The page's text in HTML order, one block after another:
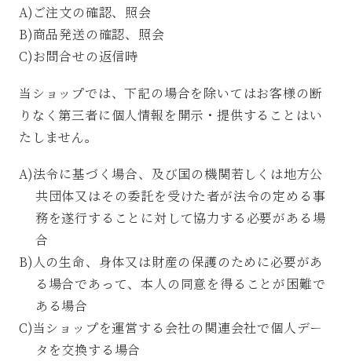
A)ご注文の確認、照会
B)商品発送の確認、照会
C)お問合せの返信時
当ショップでは、下記の場合を除いてはお客様の断
りなく第三者に個人情報を開示・提供することはい
たしません。
A)法令に基づく場合、及び国の機関若しくは地方公
共団体又はその委託を受けた者が法令の定める事
務を遂行することに対して協力する必要がある場
合
B)人の生命、身体又は財産の保護のために必要があ
る場合であって、本人の同意を得ることが困難で
ある場合
C)当ショップを運営する会社の関連会社で個人デー
タを交換する場合